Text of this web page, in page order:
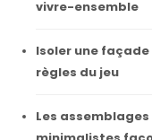
vivre-ensemble
Isoler une façade
règles du jeu
Les